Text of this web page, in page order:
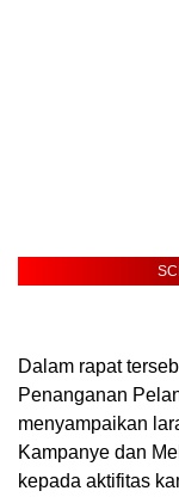
Dalam rapat
Penanganan
menyampaikan
Kampanye dan
kepada aktifitas